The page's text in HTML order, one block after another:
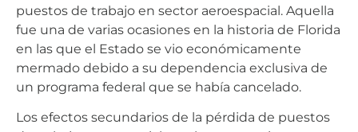
puestos de trabajo en sector aeroespacial. Aquella
fue una de varias ocasiones en la historia de Florida
en las que el Estado se vio económicamente
mermado debido a su dependencia exclusiva de
un programa federal que se había cancelado.
Los efectos secundarios de la pérdida de puestos